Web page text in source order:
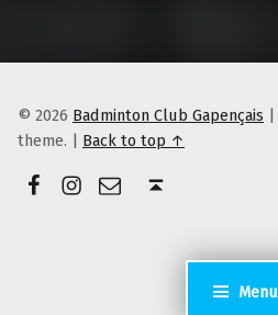
Menu
© 2026 Badminton Club Gapençais |
theme. | Back to top ↑